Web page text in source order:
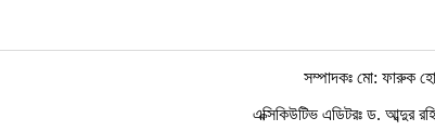
সম্পাদকঃ মো: ফারুক
এক্সিকিউটিভ এডিটরঃ ড. আব্দুর